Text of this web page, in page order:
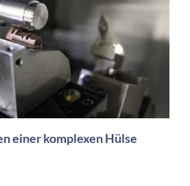
einer komplexen Hülse